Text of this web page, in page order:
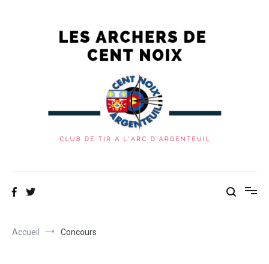
Accueil Concours